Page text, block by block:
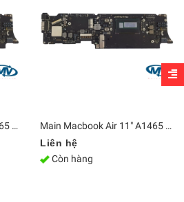
Main MacBook Air 11" A1465 2015 i5-5250U 820-00164-A
Main Macbook Air 11" A1465 820-3435-B 2013-2014
Liên hệ
Còn hàng